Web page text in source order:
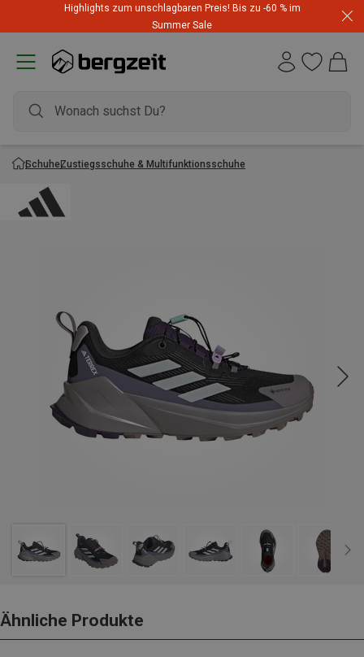
Highlights zum unschlagbaren Preis! Bis zu -60 % im
Summer Sale
SchuheZustiegsschuhe & Multifunktionsschuhe
Ähnliche Produkte